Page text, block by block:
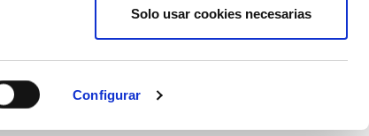
Configurar
Solo usar cookies necesarias